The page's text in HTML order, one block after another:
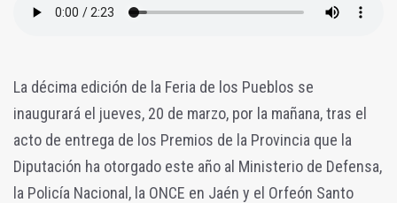
La décima edición de la Feria de los Pueblos se
inaugurará el jueves, 20 de marzo, por la mañana, tras el
acto de entrega de los Premios de la Provincia que la
Diputación ha otorgado este año al Ministerio de Defensa,
la Policía Nacional, la ONCE en Jaén y el Orfeón Santo